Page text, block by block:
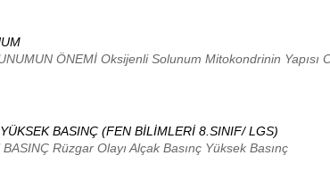
ÖNEMİ Oksijenli Solunum Mitokondrinin
BASINÇ (FEN BİLİMLERİ 8.SINIF/ LGS)
Rüzgar Olayı Alçak Basınç Yüksek Basınç